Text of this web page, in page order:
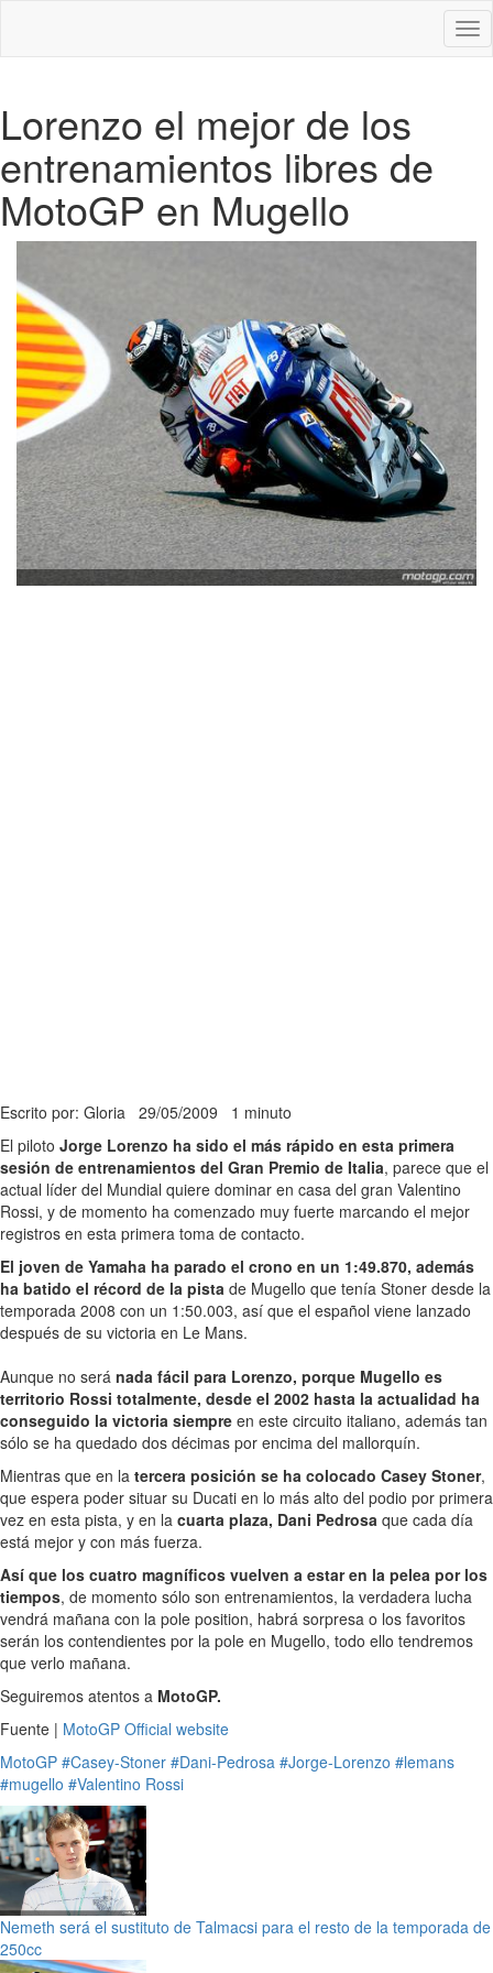
Lorenzo el mejor de los
entrenamientos libres de
MotoGP en Mugello
Escrito por: Gloria 29/05/2009 1 minuto
El piloto Jorge Lorenzo ha sido el más rápido en esta primera
sesión de entrenamientos del Gran Premio de Italia, parece que el
actual líder del Mundial quiere dominar en casa del gran Valentino
Rossi, y de momento ha comenzado muy fuerte marcando el mejor
registros en esta primera toma de contacto.
El joven de Yamaha ha parado el crono en un 1:49.870, además
ha batido el récord de la pista de Mugello que tenía Stoner desde la
temporada 2008 con un 1:50.003, así que el español viene lanzado
después de su victoria en Le Mans.
Aunque no será nada fácil para Lorenzo, porque Mugello es
territorio Rossi totalmente, desde el 2002 hasta la actualidad ha
conseguido la victoria siempre en este circuito italiano, además tan
sólo se ha quedado dos décimas por encima del mallorquín.
Mientras que en la tercera posición se ha colocado Casey Stoner,
que espera poder situar su Ducati en lo más alto del podio por primera
vez en esta pista, y en la cuarta plaza, Dani Pedrosa que cada día
está mejor y con más fuerza.
Así que los cuatro magníficos vuelven a estar en la pelea por los
tiempos, de momento sólo son entrenamientos, la verdadera lucha
vendrá mañana con la pole position, habrá sorpresa o los favoritos
serán los contendientes por la pole en Mugello, todo ello tendremos
que verlo mañana.
Seguiremos atentos a MotoGP.
Fuente | MotoGP Official website
MotoGP #Casey-Stoner #Dani-Pedrosa #Jorge-Lorenzo #lemans
#mugello #Valentino Rossi
Nemeth será el sustituto de Talmacsi para el resto de la temporada de
250cc